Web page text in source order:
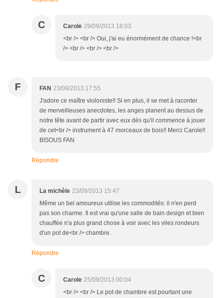
C Carole 29/09/2013 18:03
<br /> <br /> Oui, j'ai eu énormément de chance !<br
/> <br /> <br /> <br />
F FAN 23/09/2013 17:55
J'adore ce maître violoniste!! Si en plus, il se met à raconter
de merveilleuses anecdotes, les anges planent au dessus de
notre tête avant de partir avec eux dès qu'il commence à jouer
de cet<br /> instrument à 47 morceaux de bois!! Merci Carole!!
BISOUS FAN
Répondre
L La michèle 23/09/2013 15:47
Même un bel amoureux utilise les commodités: il n'en perd
pas son charme. Il est vrai qu'une salle de bain design et bien
chauffée n'a plus grand chose à voir avec les viles rondeurs
d'un pot de<br /> chambre.
Répondre
C Carole 25/09/2013 00:04
<br /> <br /> Le pot de chambre est pourtant une